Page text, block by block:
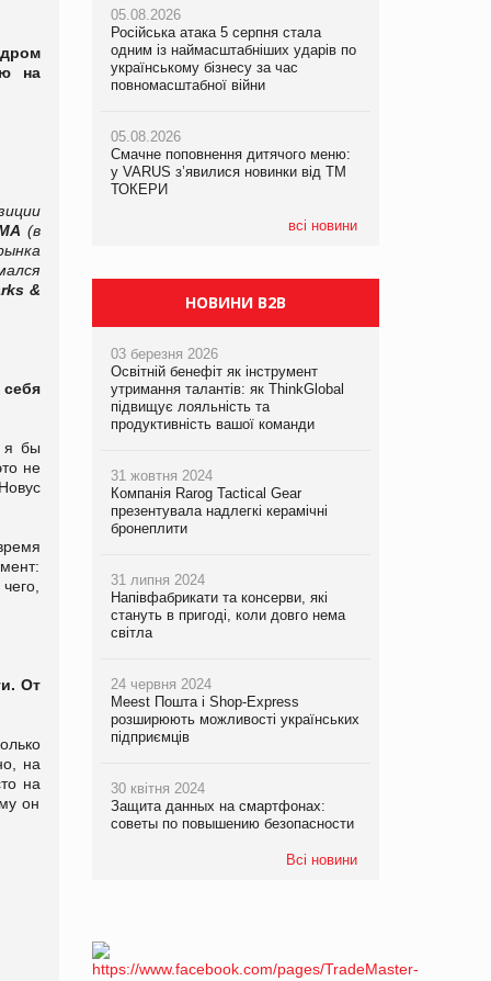
на
(в
&
я бы
не
От
на
на
он
05.08.2026
Російська атака 5 серпня стала
одним із наймасштабніших ударів по
українському бізнесу за час
повномасштабної війни
05.08.2026
Смачне поповнення дитячого меню:
у VARUS з’явилися новинки від ТМ
ТОКЕРИ
всі новини
05.08.2026
Сергій Лісунов про заморожені
хлібобулочні вироби на
04.08.2026
Через атаку РФ у Дніпрі пошкоджено
склад шоколаду Millennium
рекламі екологічних продуктів
05.08.2026
AstraZeneca обговорює найбільшу
НОВИНИ B2B
03 березня 2026
Освітній бенефіт як інструмент
утримання талантів: як ThinkGlobal
підвищує лояльність та
продуктивність вашої команди
31 жовтня 2024
Компанія Rarog Tactical Gear
презентувала надлегкі керамічні
бронеплити
31 липня 2024
Напівфабрикати та консерви, які
стануть в пригоді, коли довго нема
світла
24 червня 2024
Meest Пошта і Shop-Express
розширюють можливості українських
підприємців
30 квітня 2024
Защита данных на смартфонах:
советы по повышению безопасности
Всі новини